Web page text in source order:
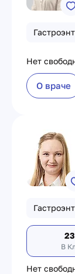
Нет
О враче
В
Нет